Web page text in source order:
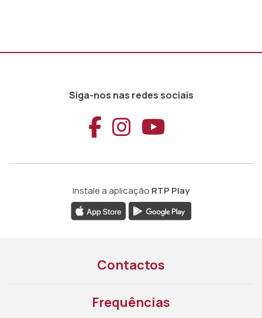
Siga-nos nas redes sociais
Aceder ao
Aceder ao
Aceder
Instale a aplicação RTP Play
Contactos
Frequências